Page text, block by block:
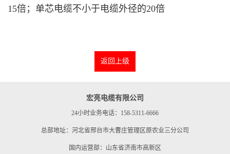
15倍；单芯电缆不小于电缆外径的20倍
返回上级
宏亮电缆有限公司
24小时业务电话：158-5311-6666
总部地址：河北省邢台市大曹庄管理区原农业三分公司
国内运营部：山东省济南市高新区